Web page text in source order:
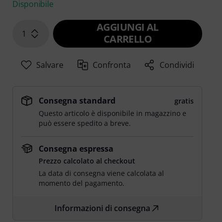
Disponibile
1
AGGIUNGI AL
CARRELLO
Salvare Confronta Condividi
Consegna standard
gratis
Questo articolo è disponibile in magazzino e
può essere spedito a breve.
Consegna espressa
Prezzo calcolato al checkout
La data di consegna viene calcolata al
momento del pagamento.
Informazioni di consegna